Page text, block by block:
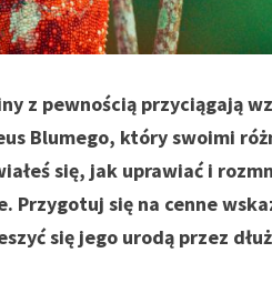
z pewnością przyciągają
Blumego, który swoimi
się, jak uprawiać i
Przygotuj się na cenne
się jego urodą przez